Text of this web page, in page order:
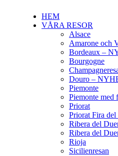
HEM
VÅRA RESOR
Alsace
Amarone och
Bordeaux –
Bourgogne
Douro –
Piemonte
Piemonte med
Priorat
Priorat Fira del
Ribera del
Ribera del
Rioja
Sicilienresan